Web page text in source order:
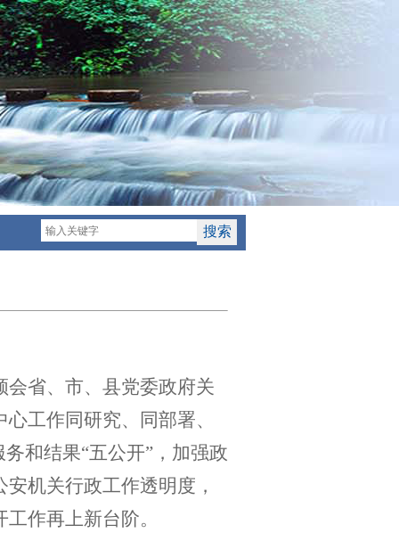
会省、市、县党委政府关
工作同研究、同部署、
和结果“五公开”，加强政
机关行政工作透明度，
作再上新台阶。